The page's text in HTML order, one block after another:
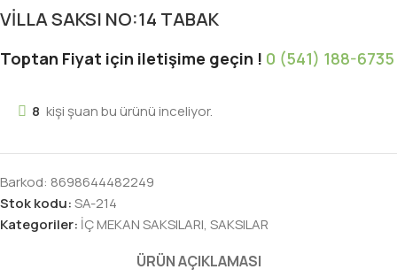
VİLLA SAKSI NO:14 TABAK
Toptan Fiyat için iletişime geçin ! 0 (541) 188-6735
8 kişi şuan bu ürünü inceliyor.
Barkod: 8698644482249
Stok kodu:SA-214
Kategoriler: İÇ MEKAN SAKSILARI, SAKSILAR
ÜRÜN AÇIKLAMASI